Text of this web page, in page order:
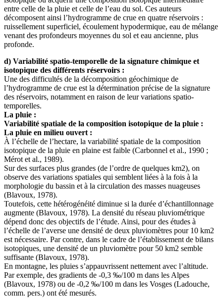
entre celle de la pluie et celle de l’eau du sol. Ces auteurs
décomposent ainsi l’hydrogramme de crue en quatre réservoirs :
ruissellement superficiel, écoulement hypodermique, eau de mélange
venant des profondeurs moyennes du sol et eau ancienne, plus
profonde.
d) Variabilité spatio-temporelle de la signature chimique et
isotopique des différents réservoirs :
Une des difficultés de la décomposition géochimique de
l’hydrogramme de crue est la détermination précise de la signature
des réservoirs, notamment en raison de leur variations spatio-
temporelles.
La pluie :
Variabilité spatiale de la composition isotopique de la pluie :
La pluie en milieu ouvert :
À l’échelle de l’hectare, la variabilité spatiale de la composition
isotopique de la pluie en plaine est faible (Carbonnel et al., 1990 ;
Mérot et al., 1989).
Sur des surfaces plus grandes (de l’ordre de quelques km2), on
observe des variations spatiales qui semblent liées à la fois à la
morphologie du bassin et à la circulation des masses nuageuses
(Blavoux, 1978).
Toutefois, cette hétérogénéité diminue si la durée d’échantillonnage
augmente (Blavoux, 1978). La densité du réseau pluviométrique
dépend donc des objectifs de l’étude. Ainsi, pour des études à
l’échelle de l’averse une densité de deux pluviomètres pour 10 km2
est nécessaire. Par contre, dans le cadre de l’établissement de bilans
isotopiques, une densité de un pluviomètre pour 50 km2 semble
suffisante (Blavoux, 1978).
En montagne, les pluies s’appauvrissent nettement avec l’altitude.
Par exemple, des gradients de -0,3 ‰/100 m dans les Alpes
(Blavoux, 1978) ou de -0,2 ‰/100 m dans les Vosges (Ladouche,
comm. pers.) ont été mesurés.